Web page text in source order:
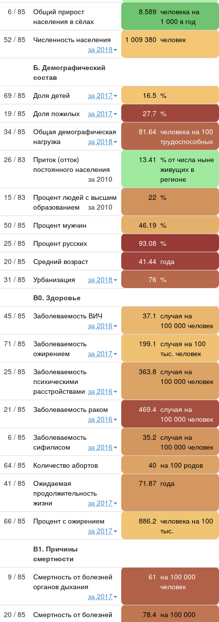
6 / 85
Общий прирост
населения в сёлах
8.589 человека на
1 000 в год
52 / 85
Численность населения
за 2019
1 009 380 человек
Б. Демографический
состав
69 / 85
Доля детей за 2017 16.5 %
19 / 85
Доля пожилых за 2017 27.7 %
34 / 85
Общая демографическая
нагрузка
за 2018
81.64 человека на 100
трудоспособных
26 / 83
Приток (отток)
постоянного населения
за 2010
13.41 % от числа ныне
живущих в
регионе
15 / 83
Процент людей с высшим
образованием
за 2010
22 %
50 / 85 Процент мужчин 46.19 %
25 / 85
Процент русских 93.08 %
20 / 85
Средний возраст 41.44 года
31 / 85
Урбанизация за 2018 76 %
В0. Здоровье
45 / 85
Заболеваемость ВИЧ
за 2016
37.1 случая на
100 000 человек
71 / 85
Заболеваемость
ожирением
за 2017
199.1 случая на 100
тыс. человек
25 / 85
Заболеваемость
психическими
расстройствами за 2016
363.8 случая на
100 000 человек
21 / 85
Заболеваемость раком
за 2016
469.4 случая на
100 000 человек
6 / 85
Заболеваемость
сифилисом
за 2016
35.2 случая на
100 000 человек
64 / 85
Количество абортов 40 на 100 родов
41 / 85
Ожидаемая
продолжительность
жизни
за 2017
71.87 года
66 / 85
Процент с ожирением
за 2017
886.2 человека на 100
тыс.
В1. Причины
смертности
9 / 85
Смертность от болезней
органов дыхания
за 2017
61 на 100 000
человек
20 / 85
Смертность от болезней
78.4 на 100 000